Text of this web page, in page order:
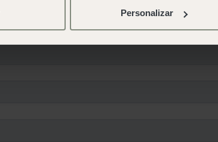
Personalizar